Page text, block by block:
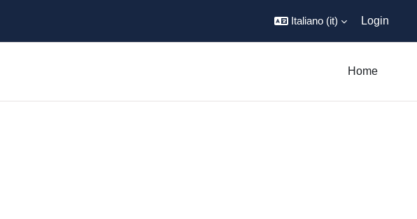
Italiano ‎(it)‎ Login
Home